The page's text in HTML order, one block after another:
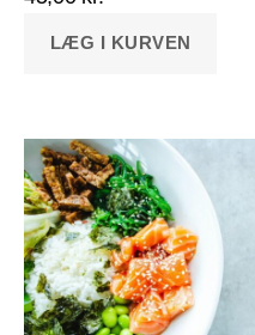
LÆG I KURVEN